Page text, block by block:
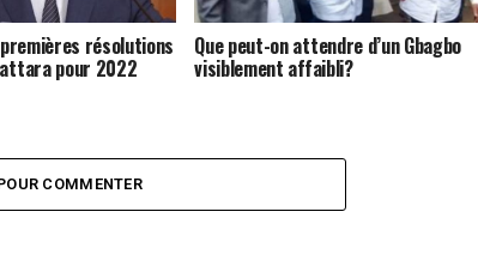
résolutions
pour 2022
Que peut-on attendre d’un Gbagbo
visiblement affaibli?
COMMENTER